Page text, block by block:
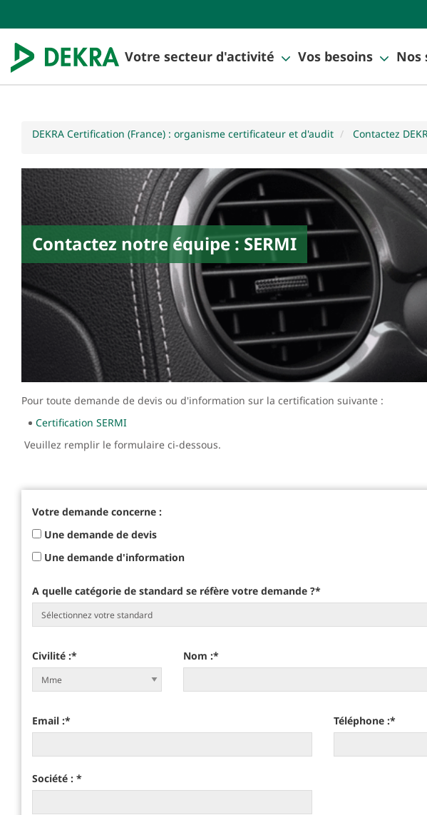
Votre secteur d'activité Vos besoins Nos
DEKRA Certification (France) : organisme certificateur et d'audit Contactez
Contactez notre équipe : SERMI
Pour toute demande de devis ou d'information sur la certification suivante :
Certification SERMI
Veuillez remplir le formulaire ci-dessous.
Votre demande concerne :
Une demande de devis
Une demande d'information
A quelle catégorie de standard se réfère votre demande ?*
Civilité :* Nom :*
Email :* Téléphone :*
Société : *